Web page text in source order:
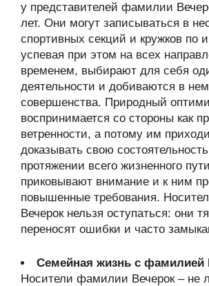
у представителей фамилии
лет. Они могут записываться в
спортивных секций и кружков по
успевая при этом на всех
временем, выбирают для себя
деятельности и добиваются в нем
совершенства. Природный
воспринимается со стороны как
ветренности, а потому им
доказывать свою
протяжении всего жизненного
приковывают внимание и к ним
повышенные требования.
Вечерок нельзя оступаться: они
переносят ошибки и часто
Семейная жизнь с фамилией
Носители фамилии Вечерок – не